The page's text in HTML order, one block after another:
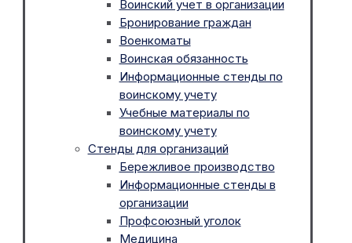
Воинский учет в организации
Бронирование граждан
Военкоматы
Воинская обязанность
Информационные стенды по
воинскому учету
Учебные материалы по
воинскому учету
Стенды для организаций
Бережливое производство
Информационные стенды в
организации
Профсоюзный уголок
Медицина